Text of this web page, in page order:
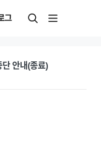
그
안내(종료)